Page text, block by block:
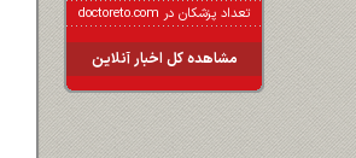
تعداد پزشکان در doctoreto.com
مشاهده کل اخبار آنلاین